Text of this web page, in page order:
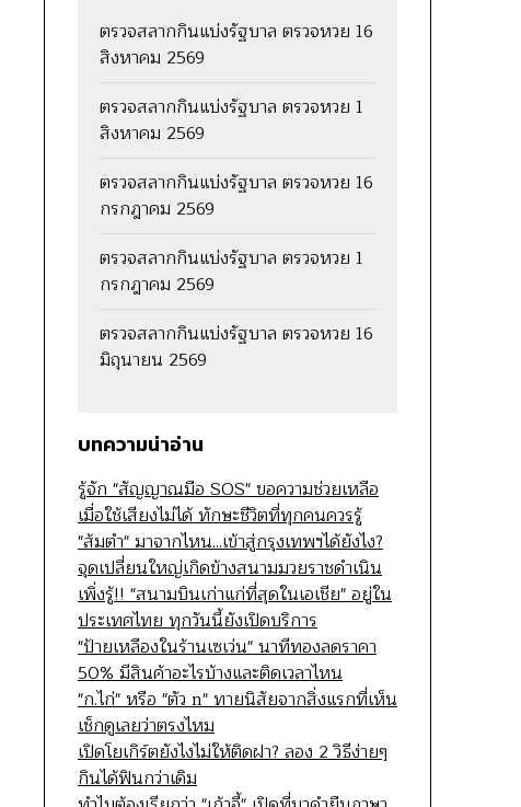
ตรวจสลากกินแบ่งรัฐบาล ตรวจหวย 16
สิงหาคม 2569
ตรวจสลากกินแบ่งรัฐบาล ตรวจหวย 1
สิงหาคม 2569
ตรวจสลากกินแบ่งรัฐบาล ตรวจหวย 16
กรกฎาคม 2569
ตรวจสลากกินแบ่งรัฐบาล ตรวจหวย 1
กรกฎาคม 2569
ตรวจสลากกินแบ่งรัฐบาล ตรวจหวย 16
มิถุนายน 2569
บทความน่าอ่าน
รู้จัก "สัญญาณมือ SOS" ขอความช่วยเหลือ
เมื่อใช้เสียงไม่ได้ ทักษะชีวิตที่ทุกคนควรรู้
"ส้มตำ" มาจากไหน...เข้าสู่กรุงเทพฯได้ยังไง?
จุดเปลี่ยนใหญ่เกิดข้างสนามมวยราชดำเนิน
เพิ่งรู้!! "สนามบินเก่าแก่ที่สุดในเอเชีย" อยู่ใน
ประเทศไทย ทุกวันนี้ยังเปิดบริการ
"ป้ายเหลืองในร้านเซเว่น" นาทีทองลดราคา
50% มีสินค้าอะไรบ้างและติดเวลาไหน
"ก.ไก่" หรือ "ตัว n" ทายนิสัยจากสิ่งแรกที่เห็น
เช็กดูเลยว่าตรงไหม
เปิดโยเกิร์ตยังไงไม่ให้ติดฝา? ลอง 2 วิธีง่ายๆ
กินได้ฟินกว่าเดิม